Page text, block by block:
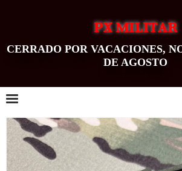
PX MILITAR
CERRADO POR VACACIONES,
DE AGOSTO